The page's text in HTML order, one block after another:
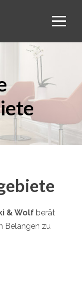
& Wolf berät
Belangen zu